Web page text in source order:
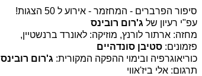
סיפור הפרברים - המחזמר - אירוע ל 50 הצגות!
עפ"י רעיון של ג'רום רובינס
מחזה: ארתור לורנץ, מוזיקה: לאונרד ברנשטיין,
פזמונים: סטיבן סונדהיים
כוריאוגרפיה ובימוי ההפקה המקורית: ג'רום רובינס
תרגום: אלי ביז'אווי